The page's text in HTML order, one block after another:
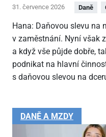
31. července 2026 Daně
Hana: Daňovou slevu na
v zaměstnání. Nyní však
a když vše půjde dobře,
podnikat na hlavní
s daňovou slevou na
DANĚ A MZDY